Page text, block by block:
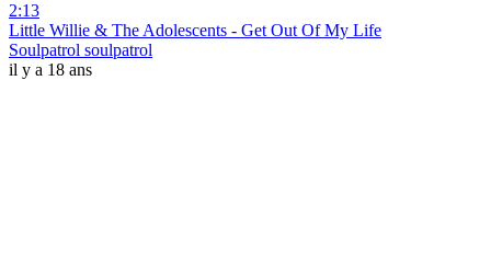
2:13
Little Willie & The Adolescents - Get Out Of My Life
Soulpatrol soulpatrol
il y a 18 ans